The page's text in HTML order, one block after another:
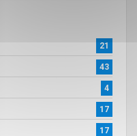
21
43
4
17
17